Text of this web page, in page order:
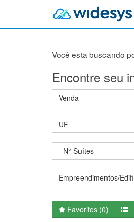
Você esta buscando
Encontre seu
Venda
UF
- N° Suítes -
Empreendimentos/
Favoritos (0)